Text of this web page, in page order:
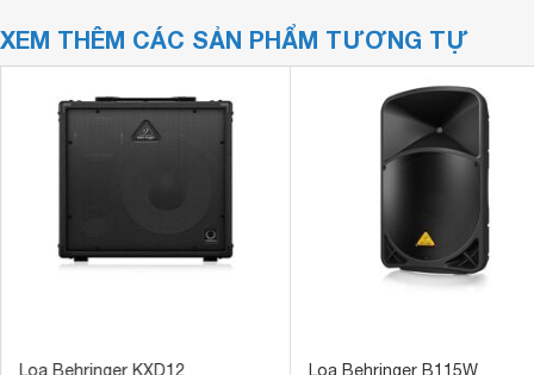
XEM THÊM CÁC SẢN PHẨM TƯƠNG TỰ
Loa Behringer KXD12 Loa Behringer B115W